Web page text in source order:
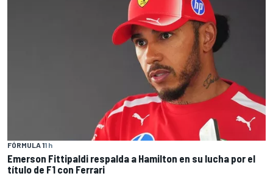
FÓRMULA 11 h
Emerson Fittipaldi respalda a Hamilton en su lucha por el
título de F1 con Ferrari